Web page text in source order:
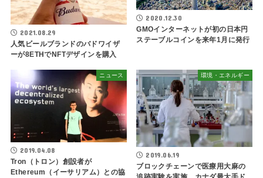
2021.08.29
人気ビールブランドのバドワイザ
ーが8ETHでNFTデザインを購入
2020.12.30
GMOインターネットが初の日本円
ステーブルコインを来年1月に発行
ニュース
2019.04.08
Tron（トロン）創設者が
Ethereum（イーサリアム）との協
環境・エネルギー
2019.06.19
ブロックチェーンで医療用大麻の